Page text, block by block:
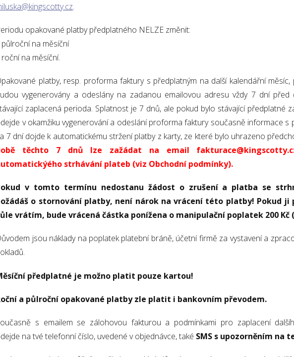
.
opakované platby předplatného NELZE změnit:
půlroční na měsíční
roční na měsíční.
platby, resp. proforma faktury s předplatným na další kalendářní
vygenerovány a odeslány na zadanou emailovou adresu vždy 7 dní před
zaplacená perioda. Splatnost je 7 dnů, ale pokud bylo stávající předplatné
v okamžiku vygenerování a odeslání proforma faktury současně informace s
7 dní dojde k automatickému stržení platby z karty, ze které bylo uhrazeno
těchto 7 dnů lze zažádat na email
strhávání plateb (viz Obchodní podmínky).
v tomto termínu nedostanu žádost o zrušení a platba se
o stornování platby, není nárok na vrácení této platby! Pokud ji
vrátím, bude vrácená částka ponížena o manipulační poplatek 200 Kč
jsou náklady na poplatek platební bráně, účetní firmě za vystavení a
předplatné je možno platit pouze kartou!
a půlroční opakované platby zle platit i bankovním převodem.
s emailem se zálohovou fakturou a podmínkami pro zaplacení
na tvé telefonní číslo, uvedené v objednávce, také SMS s upozorněním na